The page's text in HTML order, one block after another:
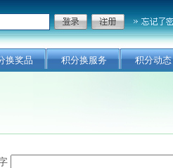
换奖品 积分换服务 积分动态